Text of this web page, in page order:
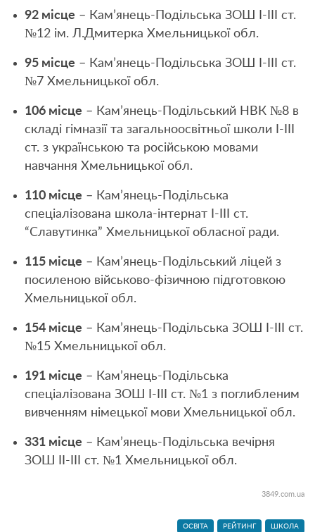
92 місце – Кам’янець-Подільська ЗОШ I-III ст.
№12 ім. Л.Дмитерка Хмельницької обл.
95 місце – Кам’янець-Подільська ЗОШ I-III ст.
№7 Хмельницької обл.
106 місце – Кам’янець-Подільський НВК №8 в
складі гімназії та загальноосвітньої школи I-III
ст. з українською та російською мовами
навчання Хмельницької обл.
110 місце – Кам’янець-Подільська
спеціалізована школа-інтернат І-ІІІ ст.
“Славутинка” Хмельницької обласної ради.
115 місце – Кам’янець-Подільський ліцей з
посиленою військово-фізичною підготовкою
Хмельницької обл.
154 місце – Кам’янець-Подільська ЗОШ I-III ст.
№15 Хмельницької обл.
191 місце – Кам’янець-Подільська
спеціалізована ЗОШ І-ІІІ ст. №1 з поглибленим
вивченням німецької мови Хмельницької обл.
331 місце – Кам’янець-Подільська вечірня
ЗОШ ІI-III ст. №1 Хмельницької обл.
3849.сom.ua
ОСВІТА РЕЙТИНГ ШКОЛА